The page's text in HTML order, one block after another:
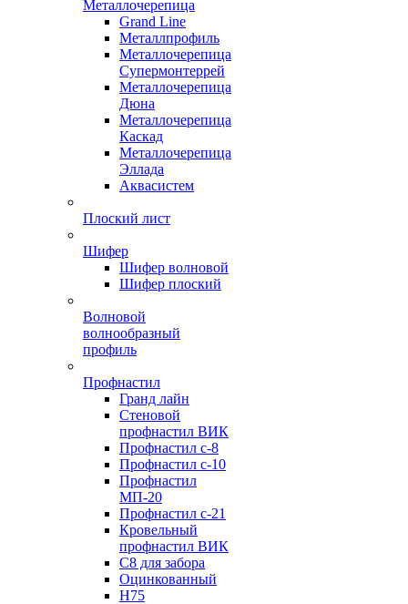
Металлочерепица
Grand Line
Металлпрофиль
Металлочерепица
Супермонтеррей
Металлочерепица
Дюна
Металлочерепица
Каскад
Металлочерепица
Эллада
Аквасистем
Плоский лист
Шифер
Шифер волновой
Шифер плоский
Волновой
волнообразный
профиль
Профнастил
Гранд лайн
Стеновой
профнастил ВИК
Профнастил с-8
Профнастил с-10
Профнастил
МП-20
Профнастил с-21
Кровельный
профнастил ВИК
С8 для забора
Оцинкованный
Н75